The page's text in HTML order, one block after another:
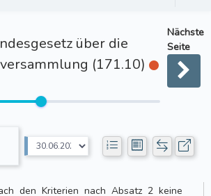
über die
(171.10)
Nächste
Seite
den Kriterien nach Absatz 2 keine